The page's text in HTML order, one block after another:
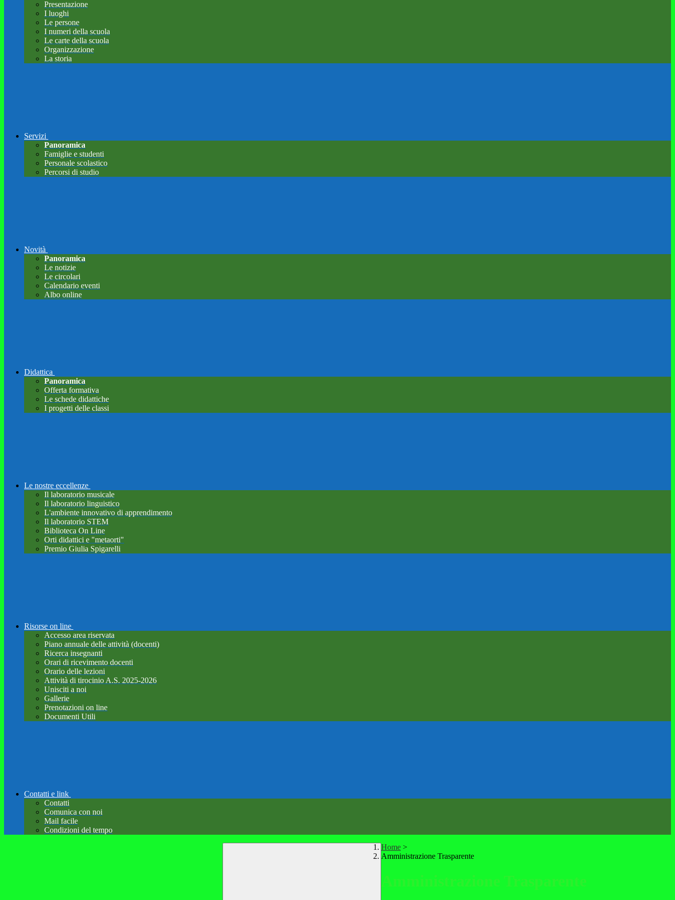
Presentazione
I luoghi
Le persone
I numeri della scuola
Le carte della scuola
Organizzazione
La storia
Servizi
Panoramica
Famiglie e studenti
Personale scolastico
Percorsi di studio
Novità
Panoramica
Le notizie
Le circolari
Calendario eventi
Albo online
Didattica
Panoramica
Offerta formativa
Le schede didattiche
I progetti delle classi
Le nostre eccellenze
Il laboratorio musicale
Il laboratorio linguistico
L'ambiente innovativo di apprendimento
Il laboratorio STEM
Biblioteca On Line
Orti didattici e "metaorti"
Premio Giulia Spigarelli
Risorse on line
Accesso area riservata
Piano annuale delle attività (docenti)
Ricerca insegnanti
Orari di ricevimento docenti
Orario delle lezioni
Attività di tirocinio A.S. 2025-2026
Unisciti a noi
Gallerie
Prenotazioni on line
Documenti Utili
Contatti e link
Contatti
Comunica con noi
Mail facile
Condizioni del tempo
Home >
Amministrazione Trasparente
Amministrazione Trasparente